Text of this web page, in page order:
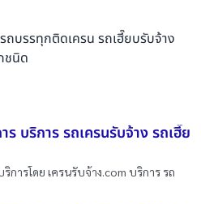
ถบรรทุกติดเครน รถเฮี๊ยบรับจ้าง
ชนิด
บริการ รถเครนรับจ้าง รถเฮี๊ย
ารโดย เครนรับจ้าง.com บริการ รถ